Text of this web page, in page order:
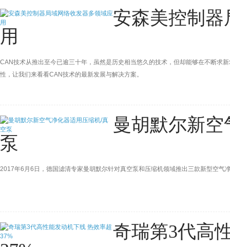
安森美控制
用
CAN技术从推出至今已逾三十年，虽然是历史相当悠久的技术，但却能够在不断求
性，让我们来看看CAN技术的最新发展与解决方案。
曼胡默尔新
泵
2017年6月6日，德国滤清专家曼胡默尔针对真空泵和压缩机领域推出三款新型空气
奇瑞第3代高